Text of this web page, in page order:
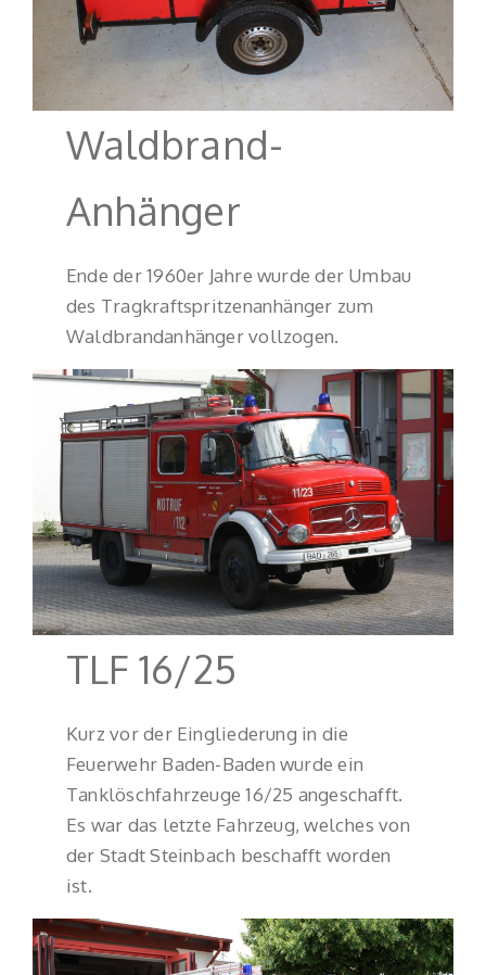
Waldbrand-
Anhänger
Ende der 1960er Jahre wurde der Umbau
des Tragkraftspritzenanhänger zum
Waldbrandanhänger vollzogen.
TLF 16/25
Kurz vor der Eingliederung in die
Feuerwehr Baden-Baden wurde ein
Tanklöschfahrzeuge 16/25 angeschafft.
Es war das letzte Fahrzeug, welches von
der Stadt Steinbach beschafft worden
ist.